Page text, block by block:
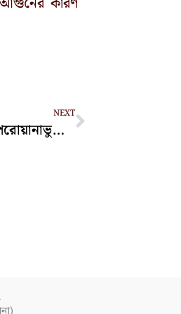
NEXT
ঈদগাঁওয়ে বিশেষ অভিযানে সাজা পরোয়ানাভুক্ত আসামি আটক
Next